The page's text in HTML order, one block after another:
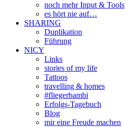
noch mehr Input & Tools
es hört nie auf…
SHARING
Duplikation
Führung
NICY
Links
stories of my life
Tattoos
travelling & homes
#fliegerbambi
Erfolgs-Tagebuch
Blog
mir eine Freude machen